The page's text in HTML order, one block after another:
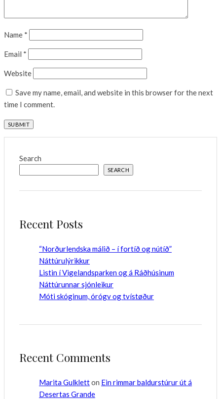
Name *
Email *
Website
Save my name, email, and website in this browser for the next
time I comment.
Search
SEARCH
Recent Posts
“Norðurlendska málið – í fortíð og nútíð”
Náttúrulýrikkur
Listin í Vigelandsparken og á Ráðhúsinum
Náttúrunnar sjónleikur
Móti skóginum, órógv og tvístøður
Recent Comments
Marita Gulkletton Ein rimmar baldurstúrur út á
Desertas Grande